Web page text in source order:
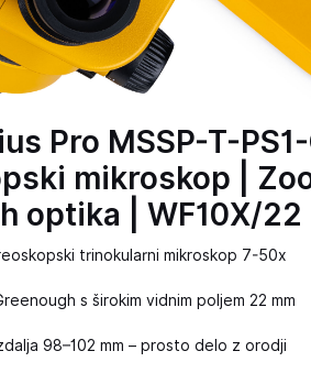
Pro MSSP-T-
mikroskop |
optika | WF10X/22 |
trinokularni mikroskop 7-50x
s širokim vidnim poljem 22 mm
98–102 mm – prosto delo z orodji